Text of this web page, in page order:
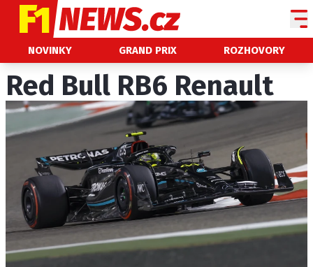
NOVINKY GRAND PRIX ROZHOVORY
NOVINKY
GRAND PRIX
PADDOCK LINE
TECHNIKA
HISTORIE GP
PROFILY JEZDCŮ
PROFILY TÝMŮ
ROZHOVORY
OSTATNÍ
Red Bull RB6 Renault